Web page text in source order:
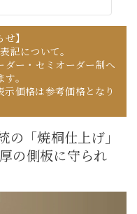
】
記について。
ダー・セミオーダー制へ
。
価格は参考価格となり
「焼桐仕上げ」
の側板に守られ